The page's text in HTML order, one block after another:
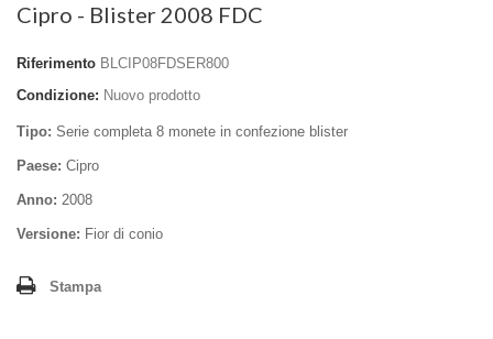
Cipro - Blister 2008 FDC
Riferimento BLCIP08FDSER800
Condizione: Nuovo prodotto
Tipo: Serie completa 8 monete in confezione blister
Paese: Cipro
Anno: 2008
Versione: Fior di conio
Stampa